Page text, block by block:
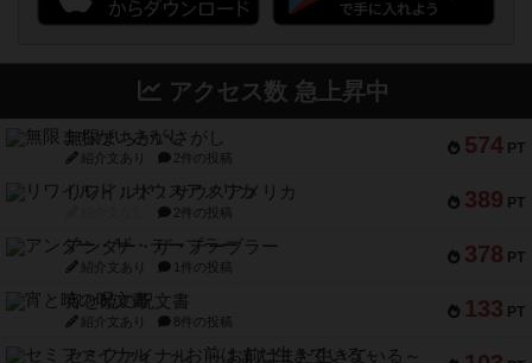
アクセス数 急上昇中
574 PT
無限まちがいさがし
紹介文あり 2件の投稿
389 PT
リワイルド：サウスアメリカ
2件の投稿
378 PT
アンダー・ザ・テーブラー
紹介文あり 1件の投稿
133 PT
宵と暁の呪文書
紹介文あり 8件の投稿
セミファイナル ～お前はまだ生きている～